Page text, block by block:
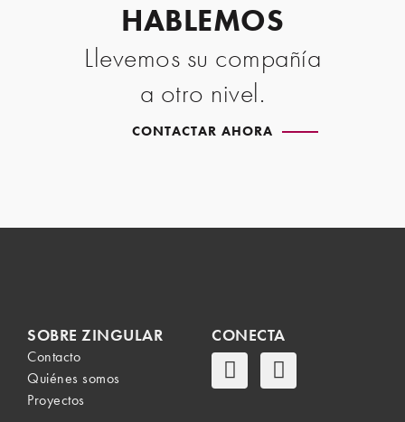
HABLEMOS
Llevemos su compañía
a otro nivel.
CONTACTAR AHORA
SOBRE ZINGULAR
Contacto
Quiénes somos
Proyectos
CONECTA